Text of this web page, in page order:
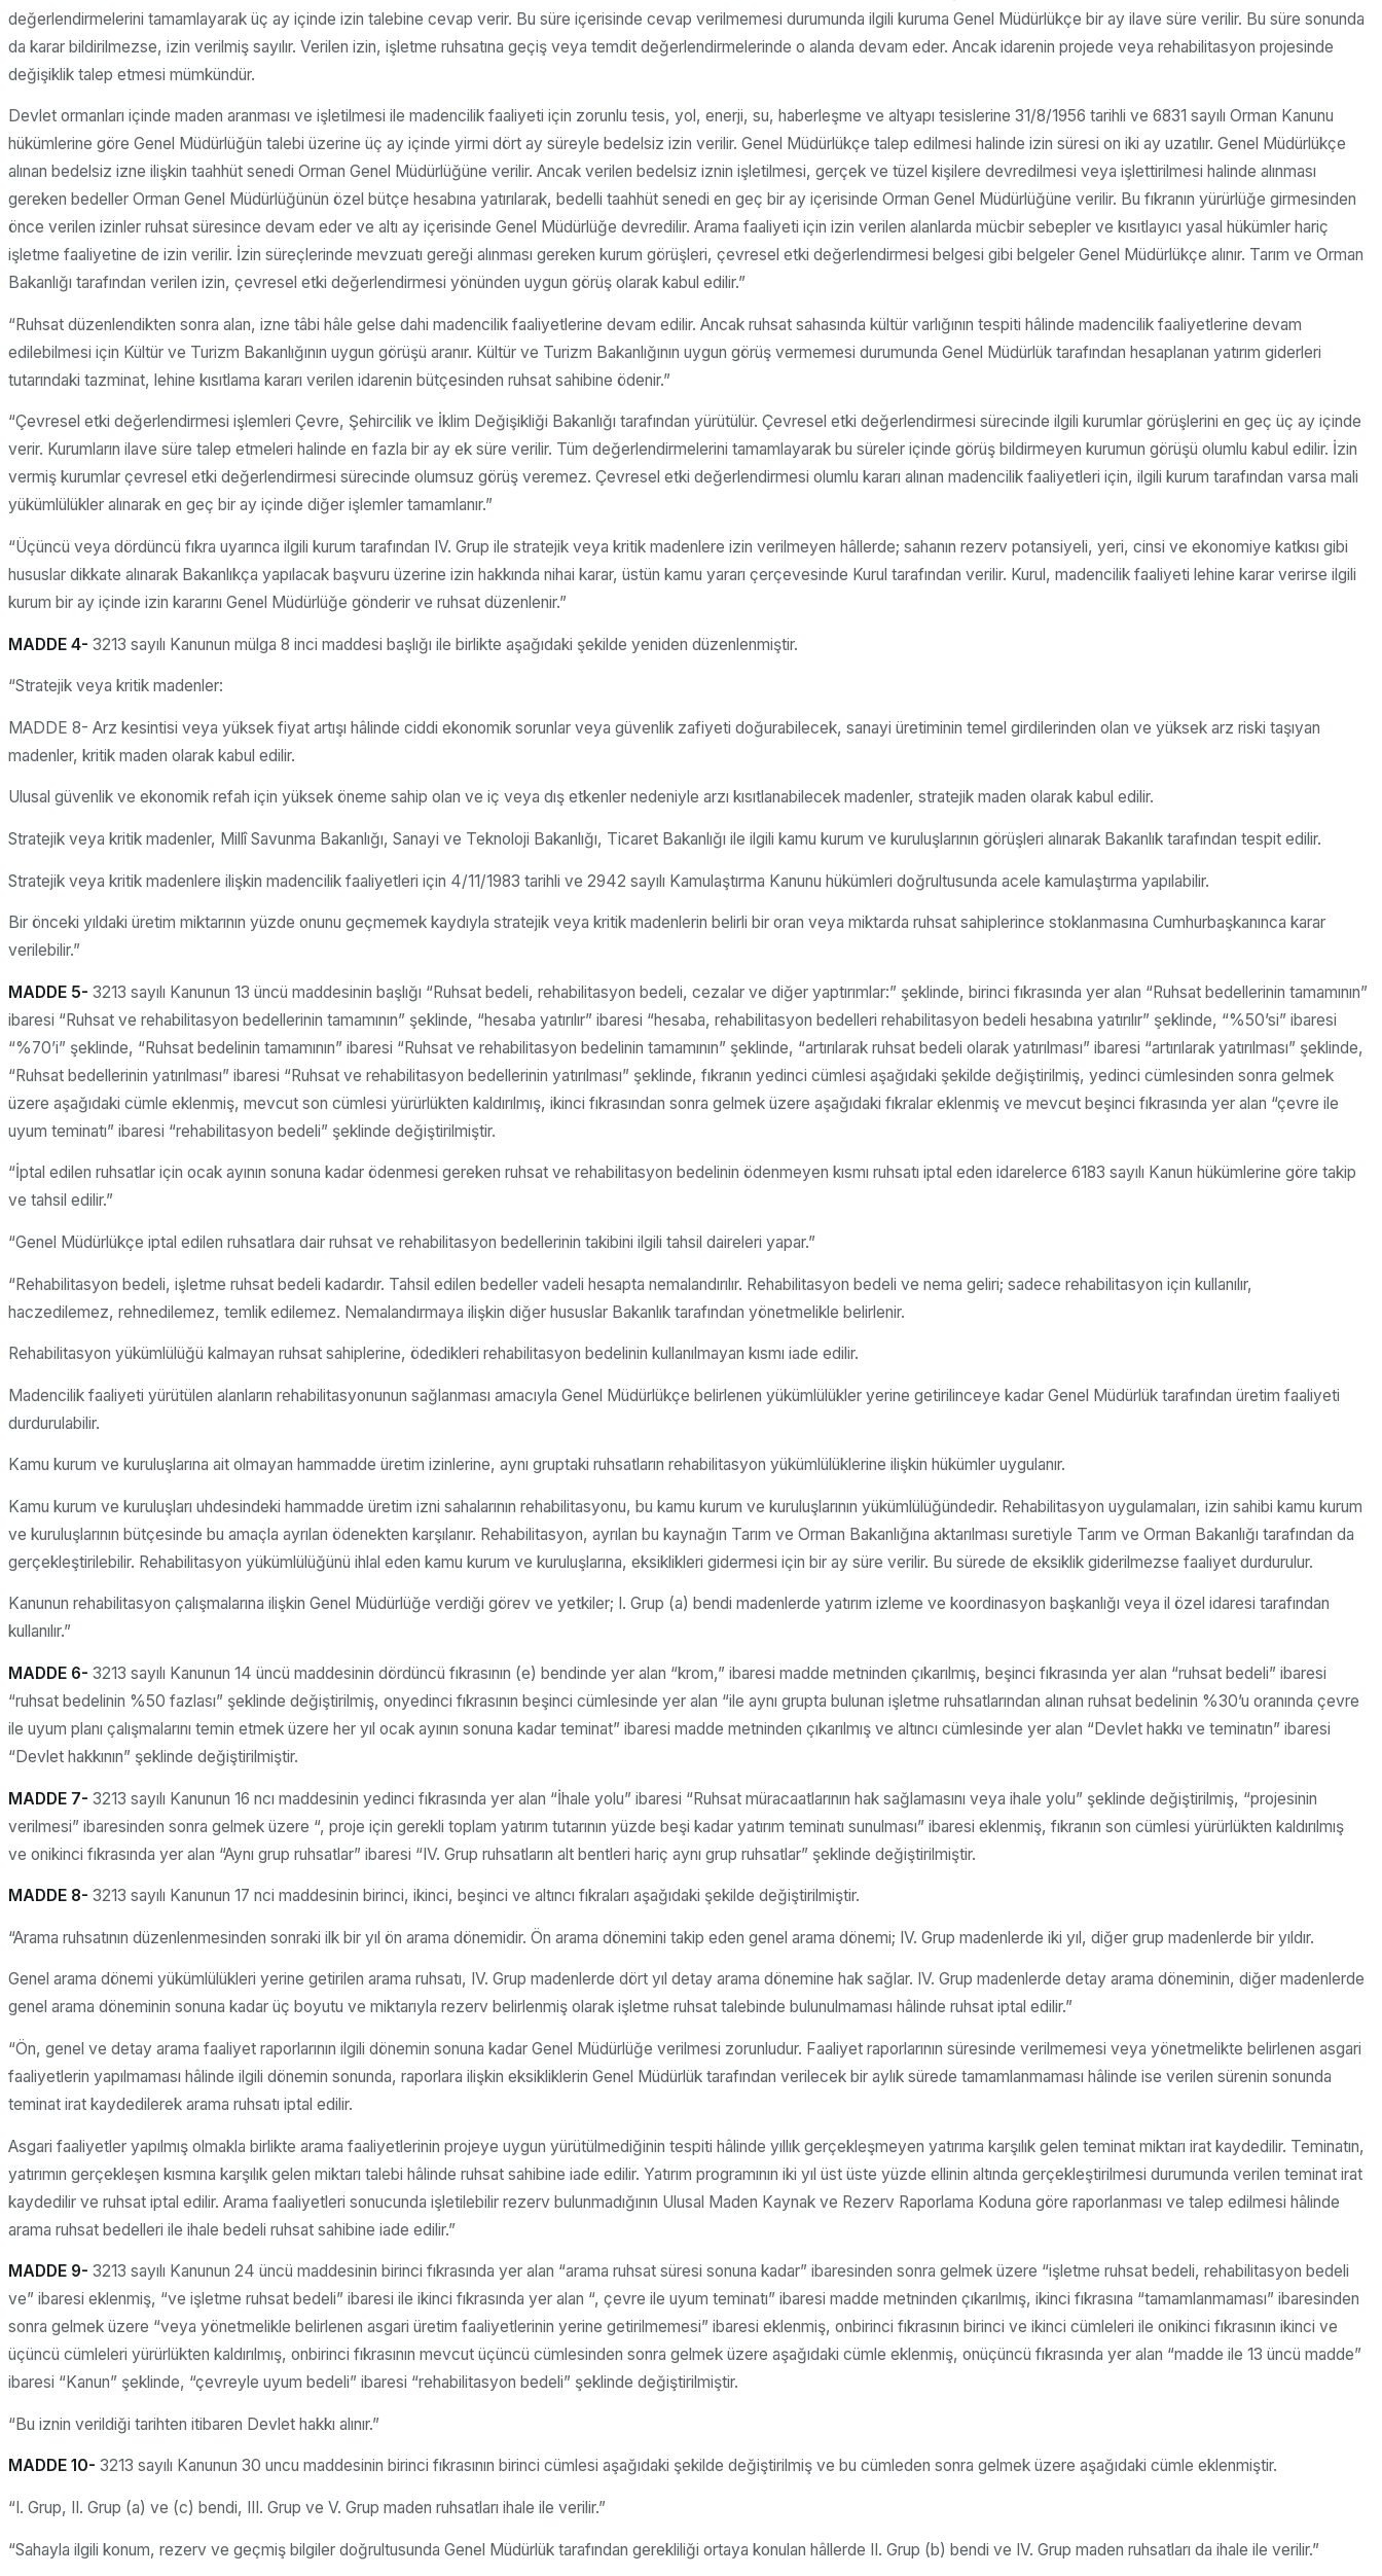
değerlendirmelerini tamamlayarak üç ay içinde izin talebine cevap verir. Bu süre içerisinde cevap verilmemesi durumunda ilgili kuruma Genel Müdürlükçe bir ay ilave süre verilir. Bu süre sonunda
da karar bildirilmezse, izin verilmiş sayılır. Verilen izin, işletme ruhsatına geçiş veya temdit değerlendirmelerinde o alanda devam eder. Ancak idarenin projede veya rehabilitasyon projesinde
değişiklik talep etmesi mümkündür.
Devlet ormanları içinde maden aranması ve işletilmesi ile madencilik faaliyeti için zorunlu tesis, yol, enerji, su, haberleşme ve altyapı tesislerine 31/8/1956 tarihli ve 6831 sayılı Orman Kanunu
hükümlerine göre Genel Müdürlüğün talebi üzerine üç ay içinde yirmi dört ay süreyle bedelsiz izin verilir. Genel Müdürlükçe talep edilmesi halinde izin süresi on iki ay uzatılır. Genel Müdürlükçe
alınan bedelsiz izne ilişkin taahhüt senedi Orman Genel Müdürlüğüne verilir. Ancak verilen bedelsiz iznin işletilmesi, gerçek ve tüzel kişilere devredilmesi veya işlettirilmesi halinde alınması
gereken bedeller Orman Genel Müdürlüğünün özel bütçe hesabına yatırılarak, bedelli taahhüt senedi en geç bir ay içerisinde Orman Genel Müdürlüğüne verilir. Bu fıkranın yürürlüğe girmesinden
önce verilen izinler ruhsat süresince devam eder ve altı ay içerisinde Genel Müdürlüğe devredilir. Arama faaliyeti için izin verilen alanlarda mücbir sebepler ve kısıtlayıcı yasal hükümler hariç
işletme faaliyetine de izin verilir. İzin süreçlerinde mevzuatı gereği alınması gereken kurum görüşleri, çevresel etki değerlendirmesi belgesi gibi belgeler Genel Müdürlükçe alınır. Tarım ve Orman
Bakanlığı tarafından verilen izin, çevresel etki değerlendirmesi yönünden uygun görüş olarak kabul edilir.”
“Ruhsat düzenlendikten sonra alan, izne tâbi hâle gelse dahi madencilik faaliyetlerine devam edilir. Ancak ruhsat sahasında kültür varlığının tespiti hâlinde madencilik faaliyetlerine devam
edilebilmesi için Kültür ve Turizm Bakanlığının uygun görüşü aranır. Kültür ve Turizm Bakanlığının uygun görüş vermemesi durumunda Genel Müdürlük tarafından hesaplanan yatırım giderleri
tutarındaki tazminat, lehine kısıtlama kararı verilen idarenin bütçesinden ruhsat sahibine ödenir.”
“Çevresel etki değerlendirmesi işlemleri Çevre, Şehircilik ve İklim Değişikliği Bakanlığı tarafından yürütülür. Çevresel etki değerlendirmesi sürecinde ilgili kurumlar görüşlerini en geç üç ay içinde
verir. Kurumların ilave süre talep etmeleri halinde en fazla bir ay ek süre verilir. Tüm değerlendirmelerini tamamlayarak bu süreler içinde görüş bildirmeyen kurumun görüşü olumlu kabul edilir. İzin
vermiş kurumlar çevresel etki değerlendirmesi sürecinde olumsuz görüş veremez. Çevresel etki değerlendirmesi olumlu kararı alınan madencilik faaliyetleri için, ilgili kurum tarafından varsa mali
yükümlülükler alınarak en geç bir ay içinde diğer işlemler tamamlanır.”
“Üçüncü veya dördüncü fıkra uyarınca ilgili kurum tarafından IV. Grup ile stratejik veya kritik madenlere izin verilmeyen hâllerde; sahanın rezerv potansiyeli, yeri, cinsi ve ekonomiye katkısı gibi
hususlar dikkate alınarak Bakanlıkça yapılacak başvuru üzerine izin hakkında nihai karar, üstün kamu yararı çerçevesinde Kurul tarafından verilir. Kurul, madencilik faaliyeti lehine karar verirse ilgili
kurum bir ay içinde izin kararını Genel Müdürlüğe gönderir ve ruhsat düzenlenir.”
MADDE 4- 3213 sayılı Kanunun mülga 8 inci maddesi başlığı ile birlikte aşağıdaki şekilde yeniden düzenlenmiştir.
“Stratejik veya kritik madenler:
MADDE 8- Arz kesintisi veya yüksek fiyat artışı hâlinde ciddi ekonomik sorunlar veya güvenlik zafiyeti doğurabilecek, sanayi üretiminin temel girdilerinden olan ve yüksek arz riski taşıyan
madenler, kritik maden olarak kabul edilir.
Ulusal güvenlik ve ekonomik refah için yüksek öneme sahip olan ve iç veya dış etkenler nedeniyle arzı kısıtlanabilecek madenler, stratejik maden olarak kabul edilir.
Stratejik veya kritik madenler, Millî Savunma Bakanlığı, Sanayi ve Teknoloji Bakanlığı, Ticaret Bakanlığı ile ilgili kamu kurum ve kuruluşlarının görüşleri alınarak Bakanlık tarafından tespit edilir.
Stratejik veya kritik madenlere ilişkin madencilik faaliyetleri için 4/11/1983 tarihli ve 2942 sayılı Kamulaştırma Kanunu hükümleri doğrultusunda acele kamulaştırma yapılabilir.
Bir önceki yıldaki üretim miktarının yüzde onunu geçmemek kaydıyla stratejik veya kritik madenlerin belirli bir oran veya miktarda ruhsat sahiplerince stoklanmasına Cumhurbaşkanınca karar
verilebilir.”
MADDE 5- 3213 sayılı Kanunun 13 üncü maddesinin başlığı “Ruhsat bedeli, rehabilitasyon bedeli, cezalar ve diğer yaptırımlar:” şeklinde, birinci fıkrasında yer alan “Ruhsat bedellerinin tamamının”
ibaresi “Ruhsat ve rehabilitasyon bedellerinin tamamının” şeklinde, “hesaba yatırılır” ibaresi “hesaba, rehabilitasyon bedelleri rehabilitasyon bedeli hesabına yatırılır” şeklinde, “%50’si” ibaresi
“%70’i” şeklinde, “Ruhsat bedelinin tamamının” ibaresi “Ruhsat ve rehabilitasyon bedelinin tamamının” şeklinde, “artırılarak ruhsat bedeli olarak yatırılması” ibaresi “artırılarak yatırılması” şeklinde,
“Ruhsat bedellerinin yatırılması” ibaresi “Ruhsat ve rehabilitasyon bedellerinin yatırılması” şeklinde, fıkranın yedinci cümlesi aşağıdaki şekilde değiştirilmiş, yedinci cümlesinden sonra gelmek
üzere aşağıdaki cümle eklenmiş, mevcut son cümlesi yürürlükten kaldırılmış, ikinci fıkrasından sonra gelmek üzere aşağıdaki fıkralar eklenmiş ve mevcut beşinci fıkrasında yer alan “çevre ile
uyum teminatı” ibaresi “rehabilitasyon bedeli” şeklinde değiştirilmiştir.
“İptal edilen ruhsatlar için ocak ayının sonuna kadar ödenmesi gereken ruhsat ve rehabilitasyon bedelinin ödenmeyen kısmı ruhsatı iptal eden idarelerce 6183 sayılı Kanun hükümlerine göre takip
ve tahsil edilir.”
“Genel Müdürlükçe iptal edilen ruhsatlara dair ruhsat ve rehabilitasyon bedellerinin takibini ilgili tahsil daireleri yapar.”
“Rehabilitasyon bedeli, işletme ruhsat bedeli kadardır. Tahsil edilen bedeller vadeli hesapta nemalandırılır. Rehabilitasyon bedeli ve nema geliri; sadece rehabilitasyon için kullanılır,
haczedilemez, rehnedilemez, temlik edilemez. Nemalandırmaya ilişkin diğer hususlar Bakanlık tarafından yönetmelikle belirlenir.
Rehabilitasyon yükümlülüğü kalmayan ruhsat sahiplerine, ödedikleri rehabilitasyon bedelinin kullanılmayan kısmı iade edilir.
Madencilik faaliyeti yürütülen alanların rehabilitasyonunun sağlanması amacıyla Genel Müdürlükçe belirlenen yükümlülükler yerine getirilinceye kadar Genel Müdürlük tarafından üretim faaliyeti
durdurulabilir.
Kamu kurum ve kuruluşlarına ait olmayan hammadde üretim izinlerine, aynı gruptaki ruhsatların rehabilitasyon yükümlülüklerine ilişkin hükümler uygulanır.
Kamu kurum ve kuruluşları uhdesindeki hammadde üretim izni sahalarının rehabilitasyonu, bu kamu kurum ve kuruluşlarının yükümlülüğündedir. Rehabilitasyon uygulamaları, izin sahibi kamu kurum
ve kuruluşlarının bütçesinde bu amaçla ayrılan ödenekten karşılanır. Rehabilitasyon, ayrılan bu kaynağın Tarım ve Orman Bakanlığına aktarılması suretiyle Tarım ve Orman Bakanlığı tarafından da
gerçekleştirilebilir. Rehabilitasyon yükümlülüğünü ihlal eden kamu kurum ve kuruluşlarına, eksiklikleri gidermesi için bir ay süre verilir. Bu sürede de eksiklik giderilmezse faaliyet durdurulur.
Kanunun rehabilitasyon çalışmalarına ilişkin Genel Müdürlüğe verdiği görev ve yetkiler; I. Grup (a) bendi madenlerde yatırım izleme ve koordinasyon başkanlığı veya il özel idaresi tarafından
kullanılır.”
MADDE 6- 3213 sayılı Kanunun 14 üncü maddesinin dördüncü fıkrasının (e) bendinde yer alan “krom,” ibaresi madde metninden çıkarılmış, beşinci fıkrasında yer alan “ruhsat bedeli” ibaresi
“ruhsat bedelinin %50 fazlası” şeklinde değiştirilmiş, onyedinci fıkrasının beşinci cümlesinde yer alan “ile aynı grupta bulunan işletme ruhsatlarından alınan ruhsat bedelinin %30’u oranında çevre
ile uyum planı çalışmalarını temin etmek üzere her yıl ocak ayının sonuna kadar teminat” ibaresi madde metninden çıkarılmış ve altıncı cümlesinde yer alan “Devlet hakkı ve teminatın” ibaresi
“Devlet hakkının” şeklinde değiştirilmiştir.
MADDE 7- 3213 sayılı Kanunun 16 ncı maddesinin yedinci fıkrasında yer alan “İhale yolu” ibaresi “Ruhsat müracaatlarının hak sağlamasını veya ihale yolu” şeklinde değiştirilmiş, “projesinin
verilmesi” ibaresinden sonra gelmek üzere “, proje için gerekli toplam yatırım tutarının yüzde beşi kadar yatırım teminatı sunulması” ibaresi eklenmiş, fıkranın son cümlesi yürürlükten kaldırılmış
ve onikinci fıkrasında yer alan “Aynı grup ruhsatlar” ibaresi “IV. Grup ruhsatların alt bentleri hariç aynı grup ruhsatlar” şeklinde değiştirilmiştir.
MADDE 8- 3213 sayılı Kanunun 17 nci maddesinin birinci, ikinci, beşinci ve altıncı fıkraları aşağıdaki şekilde değiştirilmiştir.
“Arama ruhsatının düzenlenmesinden sonraki ilk bir yıl ön arama dönemidir. Ön arama dönemini takip eden genel arama dönemi; IV. Grup madenlerde iki yıl, diğer grup madenlerde bir yıldır.
Genel arama dönemi yükümlülükleri yerine getirilen arama ruhsatı, IV. Grup madenlerde dört yıl detay arama dönemine hak sağlar. IV. Grup madenlerde detay arama döneminin, diğer madenlerde
genel arama döneminin sonuna kadar üç boyutu ve miktarıyla rezerv belirlenmiş olarak işletme ruhsat talebinde bulunulmaması hâlinde ruhsat iptal edilir.”
“Ön, genel ve detay arama faaliyet raporlarının ilgili dönemin sonuna kadar Genel Müdürlüğe verilmesi zorunludur. Faaliyet raporlarının süresinde verilmemesi veya yönetmelikte belirlenen asgari
faaliyetlerin yapılmaması hâlinde ilgili dönemin sonunda, raporlara ilişkin eksikliklerin Genel Müdürlük tarafından verilecek bir aylık sürede tamamlanmaması hâlinde ise verilen sürenin sonunda
teminat irat kaydedilerek arama ruhsatı iptal edilir.
Asgari faaliyetler yapılmış olmakla birlikte arama faaliyetlerinin projeye uygun yürütülmediğinin tespiti hâlinde yıllık gerçekleşmeyen yatırıma karşılık gelen teminat miktarı irat kaydedilir. Teminatın,
yatırımın gerçekleşen kısmına karşılık gelen miktarı talebi hâlinde ruhsat sahibine iade edilir. Yatırım programının iki yıl üst üste yüzde ellinin altında gerçekleştirilmesi durumunda verilen teminat irat
kaydedilir ve ruhsat iptal edilir. Arama faaliyetleri sonucunda işletilebilir rezerv bulunmadığının Ulusal Maden Kaynak ve Rezerv Raporlama Koduna göre raporlanması ve talep edilmesi hâlinde
arama ruhsat bedelleri ile ihale bedeli ruhsat sahibine iade edilir.”
MADDE 9- 3213 sayılı Kanunun 24 üncü maddesinin birinci fıkrasında yer alan “arama ruhsat süresi sonuna kadar” ibaresinden sonra gelmek üzere “işletme ruhsat bedeli, rehabilitasyon bedeli
ve” ibaresi eklenmiş, “ve işletme ruhsat bedeli” ibaresi ile ikinci fıkrasında yer alan “, çevre ile uyum teminatı” ibaresi madde metninden çıkarılmış, ikinci fıkrasına “tamamlanmaması” ibaresinden
sonra gelmek üzere “veya yönetmelikle belirlenen asgari üretim faaliyetlerinin yerine getirilmemesi” ibaresi eklenmiş, onbirinci fıkrasının birinci ve ikinci cümleleri ile onikinci fıkrasının ikinci ve
üçüncü cümleleri yürürlükten kaldırılmış, onbirinci fıkrasının mevcut üçüncü cümlesinden sonra gelmek üzere aşağıdaki cümle eklenmiş, onüçüncü fıkrasında yer alan “madde ile 13 üncü madde”
ibaresi “Kanun” şeklinde, “çevreyle uyum bedeli” ibaresi “rehabilitasyon bedeli” şeklinde değiştirilmiştir.
“Bu iznin verildiği tarihten itibaren Devlet hakkı alınır.”
MADDE 10- 3213 sayılı Kanunun 30 uncu maddesinin birinci fıkrasının birinci cümlesi aşağıdaki şekilde değiştirilmiş ve bu cümleden sonra gelmek üzere aşağıdaki cümle eklenmiştir.
“I. Grup, II. Grup (a) ve (c) bendi, III. Grup ve V. Grup maden ruhsatları ihale ile verilir.”
“Sahayla ilgili konum, rezerv ve geçmiş bilgiler doğrultusunda Genel Müdürlük tarafından gerekliliği ortaya konulan hâllerde II. Grup (b) bendi ve IV. Grup maden ruhsatları da ihale ile verilir.”